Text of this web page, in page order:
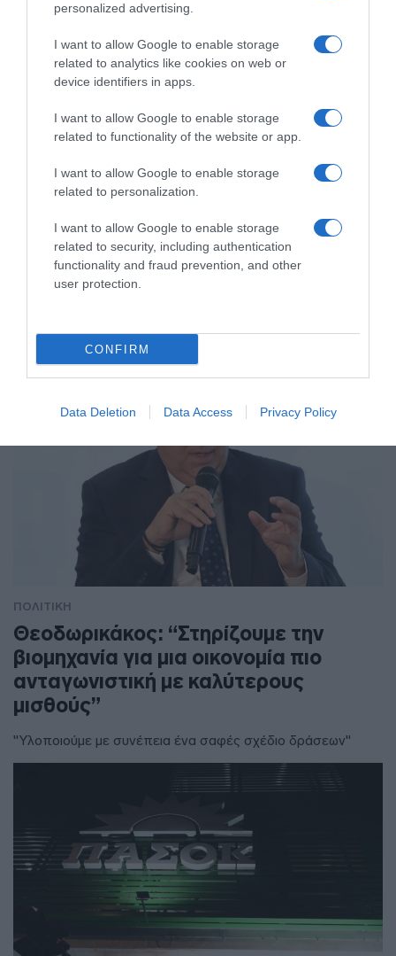
personalized advertising.
I want to allow Google to enable storage
related to analytics like cookies on web or
device identifiers in apps.
I want to allow Google to enable storage
related to functionality of the website or app.
I want to allow Google to enable storage
related to personalization.
I want to allow Google to enable storage
related to security, including authentication
functionality and fraud prevention, and other
user protection.
CONFIRM
Data Deletion Data Access Privacy Policy
Μητσοτάκης: “Η ενίσχυση της
προτεραιότητα για μία πιο
ανταγωνιστική, εξωστρεφή και
ανθεκτική ελληνική οικονομία”
ΠΟΛΙΤΙΚΗ
Θεοδωρικάκος: “Στηρίζουμε την
βιομηχανία για μια οικονομία πιο
ανταγωνιστική με καλύτερους
μισθούς”
"Υλοποιούμε με συνέπεια ένα σαφές σχέδιο δράσεων"